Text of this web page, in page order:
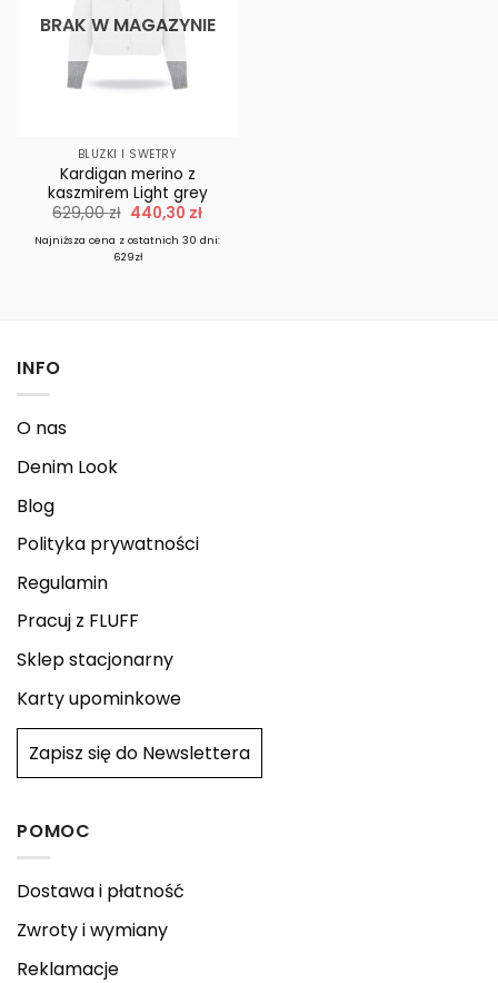
BRAK W MAGAZYNIE
BLUZKI I SWETRY
Kardigan merino z
kaszmirem Light grey
629,00zł Pierwotna
cena
wynosiła:
629,00 zł.
440,30 złAktualna
wynosi:
Najniższa cena z ostatnich 30 dni:
629zł
INFO
O nas
Denim Look
Blog
Polityka prywatności
Regulamin
Pracuj z FLUFF
Sklep stacjonarny
Karty upominkowe
Zapisz się do Newslettera
POMOC
Dostawa i płatność
Zwroty i wymiany
Reklamacje